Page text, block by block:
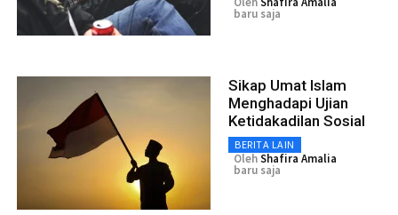
baru saja
Sikap Umat Islam
Menghadapi Ujian
Ketidakadilan Sosial
BERITA LAIN
OlehShafira Amalia
baru saja